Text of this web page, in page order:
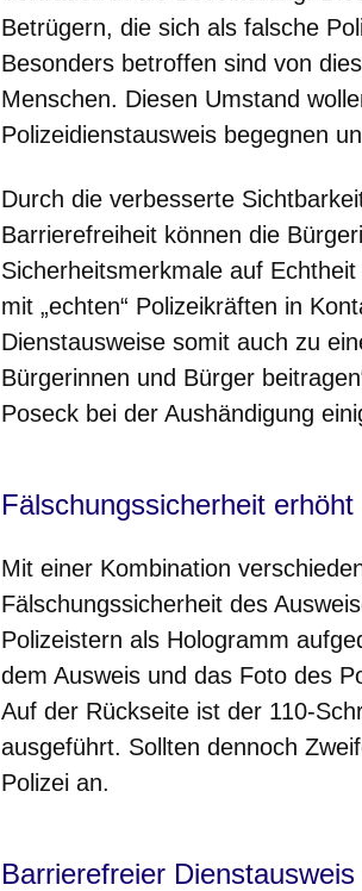
Betrügern, die sich als falsche
Besonders betroffen sind von
Menschen. Diesen Umstand
Polizeidienstausweis begegnen
Durch die verbesserte
Barrierefreiheit können die
Sicherheitsmerkmale auf
mit „echten“ Polizeikräften in
Dienstausweise somit auch zu
Bürgerinnen und Bürger
Poseck bei der Aushändigung
Fälschungssicherheit erhöht
Mit einer Kombination
Fälschungssicherheit des
Polizeistern als Hologramm
dem Ausweis und das Foto des
Auf der Rückseite ist der 110-
ausgeführt. Sollten dennoch
Polizei an.
Barrierefreier Dienstausweis